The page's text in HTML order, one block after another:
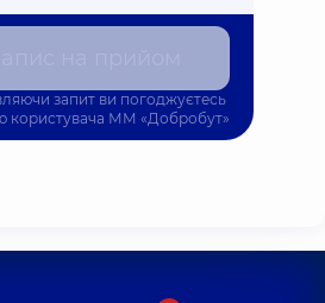
запит ви погоджуєтесь
користувача ММ «Добробут»